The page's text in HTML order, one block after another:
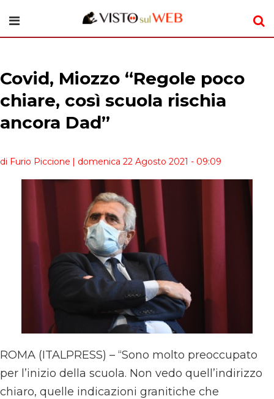
Covid, Miozzo “Regole poco
chiare, così scuola rischia
ancora Dad”
di Furio Piccione | domenica 22 Agosto 2021 - 09:09
ROMA (ITALPRESS) – “Sono molto preoccupato
per l’inizio della scuola. Non vedo quell’indirizzo
chiaro, quelle indicazioni granitiche che